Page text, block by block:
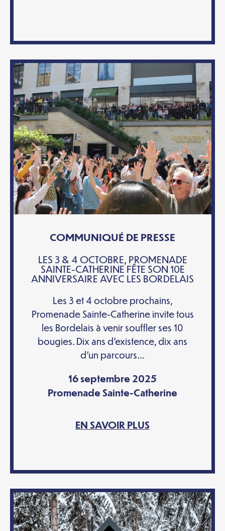
COMMUNIQUÉ DE PRESSE
LES 3 & 4 OCTOBRE, PROMENADE
SAINTE-CATHERINE FÊTE SON 10E
ANNIVERSAIRE AVEC LES BORDELAIS
Les 3 et 4 octobre prochains,
Promenade Sainte-Catherine invite tous
les Bordelais à venir souffler ses 10
bougies. Dix ans d’existence, dix ans
d’un parcours...
16 septembre 2025
Promenade Sainte-Catherine
EN SAVOIR PLUS